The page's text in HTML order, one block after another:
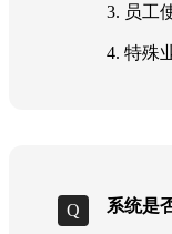
3. 员工
4. 特殊
系统是